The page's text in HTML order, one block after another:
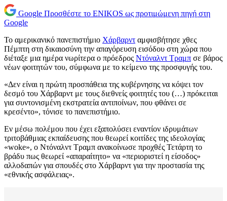
Google Προσθέστε το ENIKOS ως προτιμώμενη πηγή στη
Google
Το αμερικανικό πανεπιστήμιο Χάρβαρντ αμφισβήτησε χθες
Πέμπτη στη δικαιοσύνη την απαγόρευση εισόδου στη χώρα που
διέταξε μια ημέρα νωρίτερα ο πρόεδρος Ντόναλντ Τραμπ σε βάρος
νέων φοιτητών του, σύμφωνα με το κείμενο της προσφυγής του.
«Δεν είναι η πρώτη προσπάθεια της κυβέρνησης να κόψει τον
δεσμό του Χάρβαρντ με τους διεθνείς φοιτητές του (…) πρόκειται
για συντονισμένη εκστρατεία αντιποίνων, που φθάνει σε
κρεσέντο», τόνισε το πανεπιστήμιο.
Εν μέσω πολέμου που έχει εξαπολύσει εναντίον ιδρυμάτων
τριτοβάθμιας εκπαίδευσης που θεωρεί κοιτίδες της ιδεολογίας
«woke», ο Ντόναλντ Τραμπ ανακοίνωσε προχθές Τετάρτη το
βράδυ πως θεωρεί «απαραίτητο» να «περιοριστεί η είσοδος»
αλλοδαπών για σπουδές στο Χάρβαρντ για την προστασία της
«εθνικής ασφάλειας».